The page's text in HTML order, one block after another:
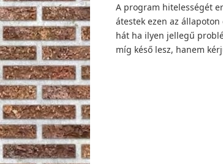
A program hitelességét
átestek ezen az
hát ha ilyen jellegű
míg késő lesz, hanem